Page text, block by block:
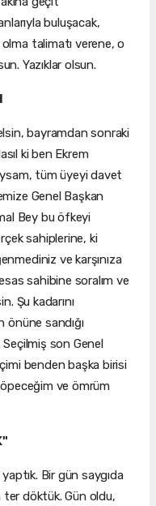
buluşacak,
talimatı verene, o
Yazıklar olsun.
bayramdan sonraki
ki ben Ekrem
tüm üyeyi davet
Genel Başkan
Bey bu öfkeyi
sahiplerine, ki
ve karşınıza
sahibine soralım ve
Şu kadarını
önüne sandığı
Seçilmiş son Genel
benden başka birisi
öpeceğim ve ömrüm
Bir gün saygıda
ter döktük. Gün oldu,